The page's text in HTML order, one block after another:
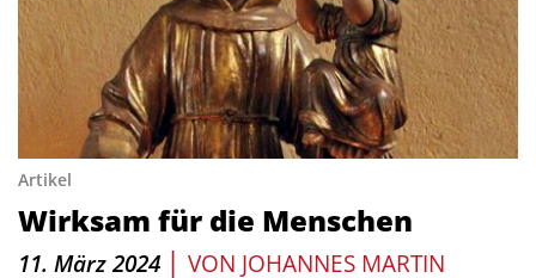
Artikel
Wirksam für die Menschen
11. März 2024 | VON JOHANNES MARTIN